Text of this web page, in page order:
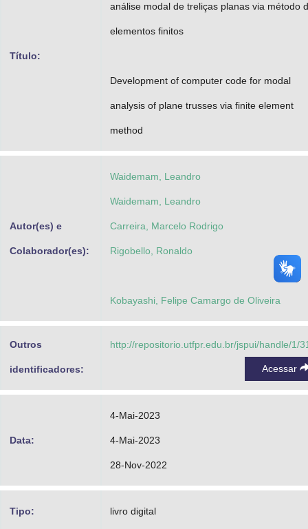
Título:
análise modal de treliças planas via método
elementos finitos
Development of computer code for modal
analysis of plane trusses via finite element
method
Autor(es) e
Colaborador(es):
Waidemam, Leandro
Waidemam, Leandro
Carreira, Marcelo Rodrigo
Rigobello, Ronaldo
Kobayashi, Felipe Camargo de Oliveira
Outros
identificadores:
http://repositorio.utfpr.edu.br/jspui/handle/1/
Acessar
Data:
4-Mai-2023
4-Mai-2023
28-Nov-2022
Tipo: livro digital